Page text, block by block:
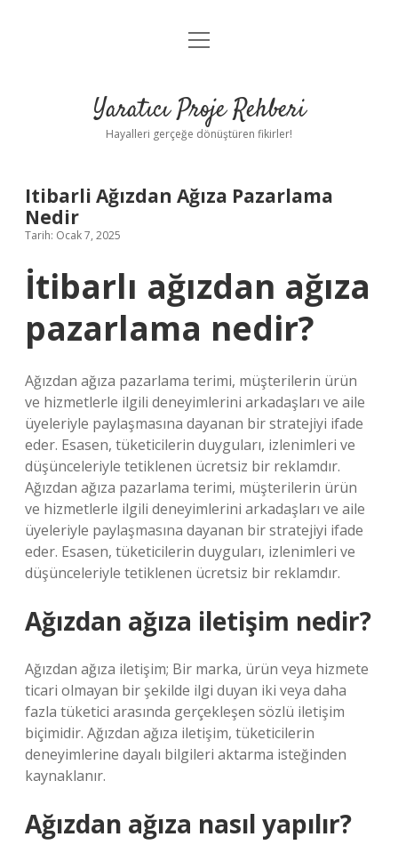
Anasayfa
Yasal Uyarı
menüyü
Yaratıcı Proje Rehberi
Hayalleri gerçeğe dönüştüren fikirler!
Itibarli Ağızdan Ağıza Pazarlama
Nedir
Tarih: Ocak 7, 2025
İtibarlı ağızdan ağıza
pazarlama nedir?
Ağızdan ağıza pazarlama terimi, müşterilerin ürün
ve hizmetlerle ilgili deneyimlerini arkadaşları ve aile
üyeleriyle paylaşmasına dayanan bir stratejiyi ifade
eder. Esasen, tüketicilerin duyguları, izlenimleri ve
düşünceleriyle tetiklenen ücretsiz bir reklamdır.
Ağızdan ağıza pazarlama terimi, müşterilerin ürün
ve hizmetlerle ilgili deneyimlerini arkadaşları ve aile
üyeleriyle paylaşmasına dayanan bir stratejiyi ifade
eder. Esasen, tüketicilerin duyguları, izlenimleri ve
düşünceleriyle tetiklenen ücretsiz bir reklamdır.
Ağızdan ağıza iletişim nedir?
Ağızdan ağıza iletişim; Bir marka, ürün veya hizmete
ticari olmayan bir şekilde ilgi duyan iki veya daha
fazla tüketici arasında gerçekleşen sözlü iletişim
biçimidir. Ağızdan ağıza iletişim, tüketicilerin
deneyimlerine dayalı bilgileri aktarma isteğinden
kaynaklanır.
Ağızdan ağıza nasıl yapılır?